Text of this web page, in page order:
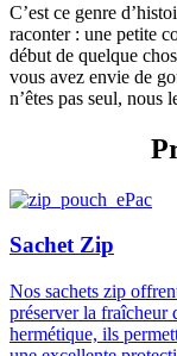
C’est ce genre
raconter : une petite
début de quelque
vous avez envie de
n’êtes pas seul, nous
Sachet Zip
Nos sachets zip
préserver la fraîcheur
hermétique, ils